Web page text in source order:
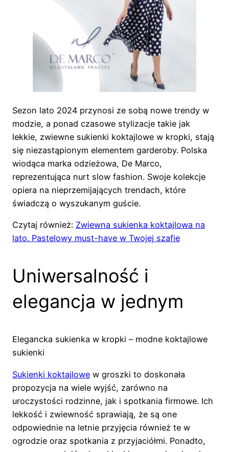
Sezon lato 2024 przynosi ze sobą nowe trendy w
modzie, a ponad czasowe stylizacje takie jak
lekkie, zwiewne sukienki koktajlowe w kropki, stają
się niezastąpionym elementem garderoby. Polska
wiodąca marka odzieżowa, De Marco,
reprezentująca nurt slow fashion. Swoje kolekcje
opiera na nieprzemijających trendach, które
świadczą o wyszukanym guście.
Czytaj również: Zwiewna sukienka koktajlowa na
lato. Pastelowy must-have w Twojej szafie
Uniwersalność i
elegancja w jednym
Elegancka sukienka w kropki – modne koktajlowe
sukienki
Sukienki koktajlowe w groszki to doskonała
propozycja na wiele wyjść, zarówno na
uroczystości rodzinne, jak i spotkania firmowe. Ich
lekkość i zwiewność sprawiają, że są one
odpowiednie na letnie przyjęcia również te w
ogrodzie oraz spotkania z przyjaciółmi. Ponadto,